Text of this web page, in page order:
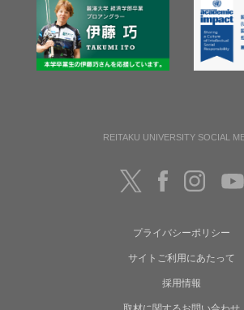
REITAKU UNIVERSITY SOCIAL
プライバシーポリシー
サイトご利用にあたって
採用情報